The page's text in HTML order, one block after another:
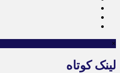
×
لینک کوتاه